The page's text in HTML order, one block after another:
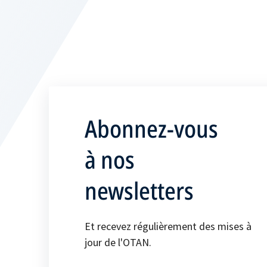
Abonnez-vous
à nos
newsletters
Et recevez régulièrement des mises à
jour de l'OTAN.